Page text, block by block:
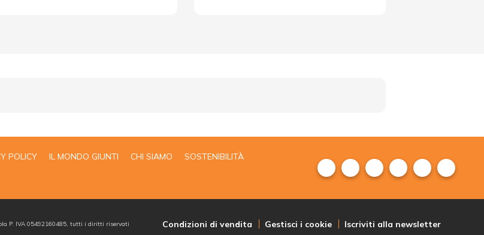
POLICY IL MONDO GIUNTI CHI SIAMO SOSTENIBILITÀ
P. IVA 05492160485, tutti i diritti riservati Condizioni di vendita Gestisci i cookie Iscriviti alla newsletter